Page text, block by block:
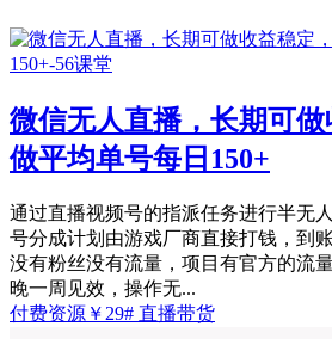
微信无人直播，长期可
做平均单号每日150+
通过直播视频号的指派任务进行半无
号分成计划由游戏厂商直接打钱，到
没有粉丝没有流量，项目有官方的流
晚一周见效，操作无...
付费资源 ￥ 29# 直播带货